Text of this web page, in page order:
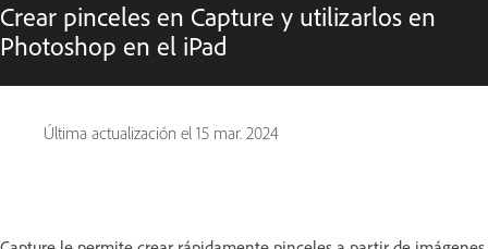
Crear pinceles en Capture y utilizarlos en
Photoshop en el iPad
Última actualización el 15 mar. 2024